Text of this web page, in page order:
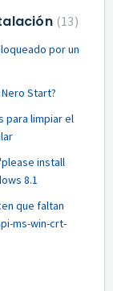
13
por un
Start?
para limpiar el
install
8.1
que faltan
ms-win-crt-